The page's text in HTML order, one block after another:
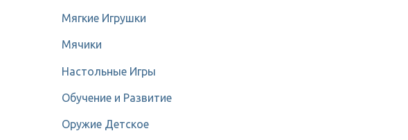
Мягкие Игрушки
Мячики
Настольные Игры
Обучение и Развитие
Оружие Детское